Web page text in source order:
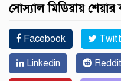
সোস্যাল মিডিয়ায়
Facebook
Linkedin Reddit